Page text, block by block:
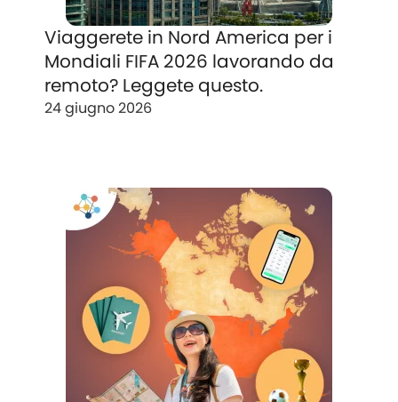
Viaggerete in Nord America per i
Mondiali FIFA 2026 lavorando da
remoto? Leggete questo.
24 giugno 2026